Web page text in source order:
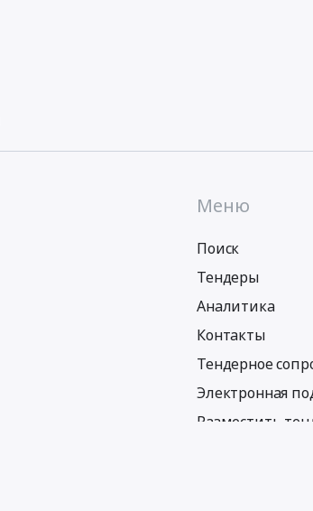
Меню
Поиск
Тендеры
Аналитика
Контакты
Тендерное
Электронная
Разместить